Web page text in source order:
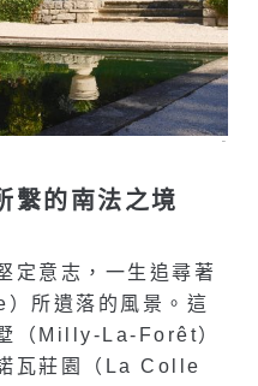
–
繫的南法之境
定意志，一生追尋著
所遺落的風景。這
（Milly-La-Forêt）
瓦莊園（La Colle